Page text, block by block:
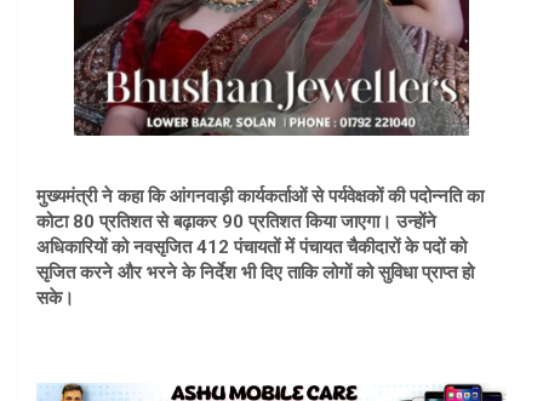
मुख्यमंत्री ने कहा कि आंगनवाड़ी कार्यकर्ताओं से पर्यवेक्षकों की पदोन्नति का
कोटा 80 प्रतिशत से बढ़ाकर 90 प्रतिशत किया जाएगा। उन्होंने
अधिकारियों को नवसृजित 412 पंचायतों में पंचायत चैकीदारों के पदों को
सृजित करने और भरने के निर्देश भी दिए ताकि लोगों को सुविधा प्राप्त हो
सके।